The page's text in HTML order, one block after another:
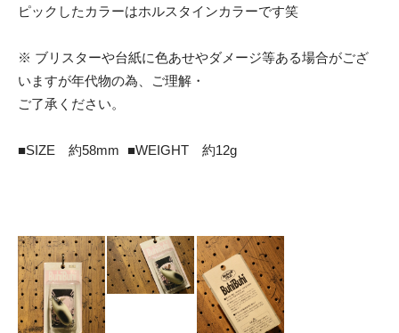
ピックしたカラーはホルスタインカラーです笑
※ ブリスターや台紙に色あせやダメージ等ある場合がござ
いますが年代物の為、ご理解・
ご了承ください。
■SIZE 約58mm ■WEIGHT 約12g